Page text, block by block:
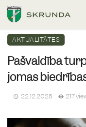
AKTUALITĀTES
Pašvaldība
jomas
22.12.2025 217